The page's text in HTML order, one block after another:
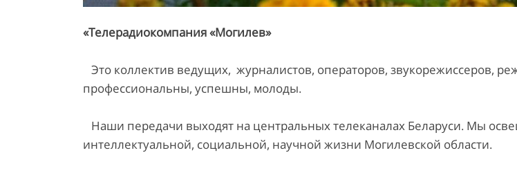
«Телерадиокомпания «Могилев»
Это коллектив ведущих, журналистов, операторов, звукорежиссеров,
профессиональны, успешны, молоды.
Наши передачи выходят на центральных телеканалах Беларуси. Мы
интеллектуальной, социальной, научной жизни Могилевской области.